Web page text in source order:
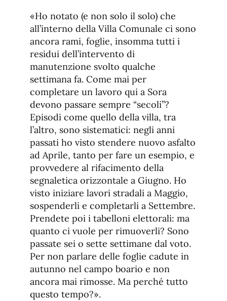
de
fuente
de
fuente.
«Ho notato (e non solo il solo) che
all’interno della Villa Comunale ci sono
ancora rami, foglie, insomma tutti i
residui dell’intervento di
manutenzione svolto qualche
settimana fa. Come mai per
completare un lavoro qui a Sora
devono passare sempre “secoli”?
Episodi come quello della villa, tra
l’altro, sono sistematici: negli anni
passati ho visto stendere nuovo asfalto
ad Aprile, tanto per fare un esempio, e
provvedere al rifacimento della
segnaletica orizzontale a Giugno. Ho
visto iniziare lavori stradali a Maggio,
sospenderli e completarli a Settembre.
Prendete poi i tabelloni elettorali: ma
quanto ci vuole per rimuoverli? Sono
passate sei o sette settimane dal voto.
Per non parlare delle foglie cadute in
autunno nel campo boario e non
ancora mai rimosse. Ma perché tutto
questo tempo?».